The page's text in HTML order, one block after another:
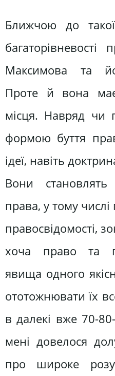
Ближчою до такої
Максимова та
Проте й вона
місця. Навряд чи
формою буття
ідеї, навіть
Вони
права, у тому
правосвідомості,
хоча право та
явища одного
ототожнювати їх
в далекі вже 70-
мені довелося
про широке